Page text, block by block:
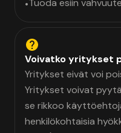
•Tuoda esiin
Voivatko yritykset
Yritykset eivät voi
Yritykset voivat
se rikkoo
henkilökohtaisia